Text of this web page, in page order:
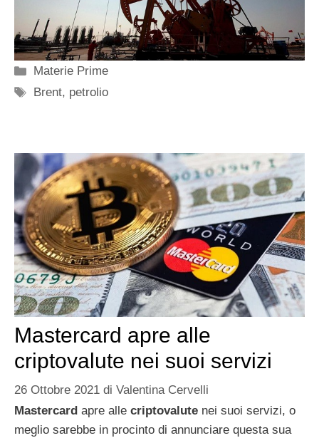
Categorie
Materie Prime
Tag
Brent, petrolio
Mastercard apre alle
criptovalute nei suoi servizi
26 Ottobre 2021 di Valentina Cervelli
Mastercard apre alle criptovalute nei suoi servizi, o
meglio sarebbe in procinto di annunciare questa sua